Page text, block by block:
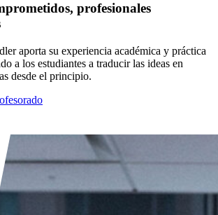
profesionales
aporta su experiencia académica y práctica
a los estudiantes a traducir las ideas en
desde el principio.